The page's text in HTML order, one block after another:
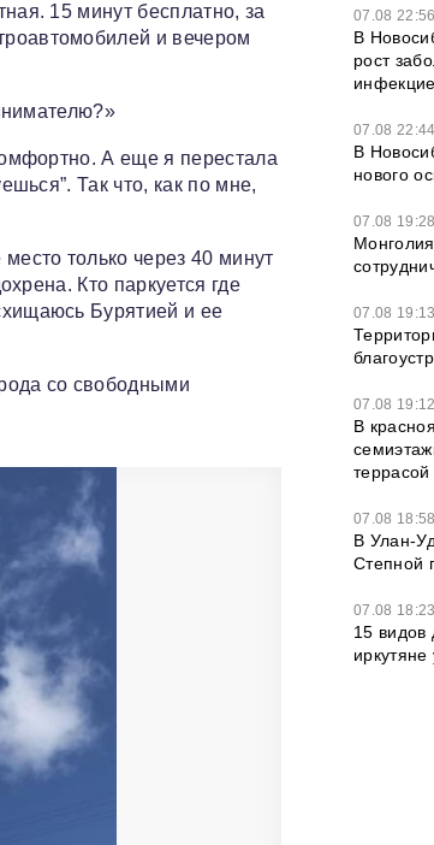
15 минут бесплатно, за
и вечером
А еще я перестала
Так что, как по мне,
только через 40 минут
Кто паркуется где
Бурятией и ее
со свободными
07.08 22:56
В
рост
07.08 22:44
В
нового
07.08 19:28
07.08 19:13
07.08 19:12
В
07.08 18:58
В Улан-
Степной
07.08 18:23
15 видов